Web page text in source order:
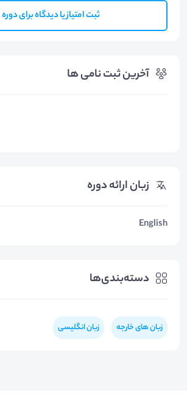
ثبت امتیاز یا دیدگاه برای دوره
آخرین ثبت نامی ها
زبان ارائه دوره
English
دسته‌بندی‌ها
زبان های خارجه زبان انگلیسی